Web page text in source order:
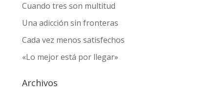
Cuando tres son multitud
Una adicción sin fronteras
Cada vez menos satisfechos
«Lo mejor está por llegar»
Archivos